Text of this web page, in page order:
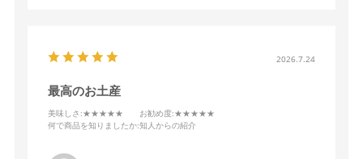
2026.7.24
最高のお土産
美味しさ :★★★★★ お勧め度:★★★★★
何で商品を知りましたか:知人からの紹介